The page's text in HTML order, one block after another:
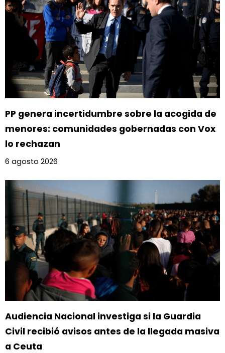
PP genera incertidumbre sobre la acogida de
menores: comunidades gobernadas con Vox
lo rechazan
6 agosto 2026
Audiencia Nacional investiga si la Guardia
Civil recibió avisos antes de la llegada masiva
a Ceuta